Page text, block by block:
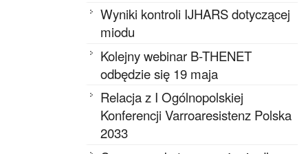
Wyniki kontroli IJHARS dotyczącej
miodu
Kolejny webinar B-THENET
odbędzie się 19 maja
Relacja z I Ogólnopolskiej
Konferencji Varroaresistenz Polska
2033